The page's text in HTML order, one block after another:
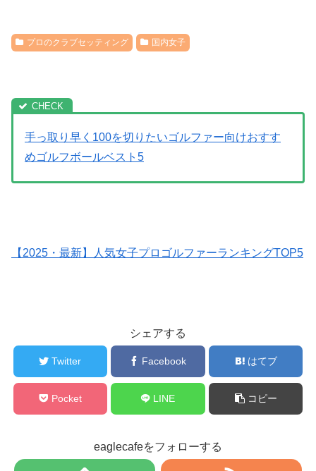
プロのクラブセッティング 国内女子
手っ取り早く100を切りたいゴルファー向けおすす
めゴルフボールベスト5
【2025・最新】人気女子プロゴルファーランキングTOP5
シェアする
Twitter Facebook はてブ
Pocket LINE コピー
eaglecafeをフォローする